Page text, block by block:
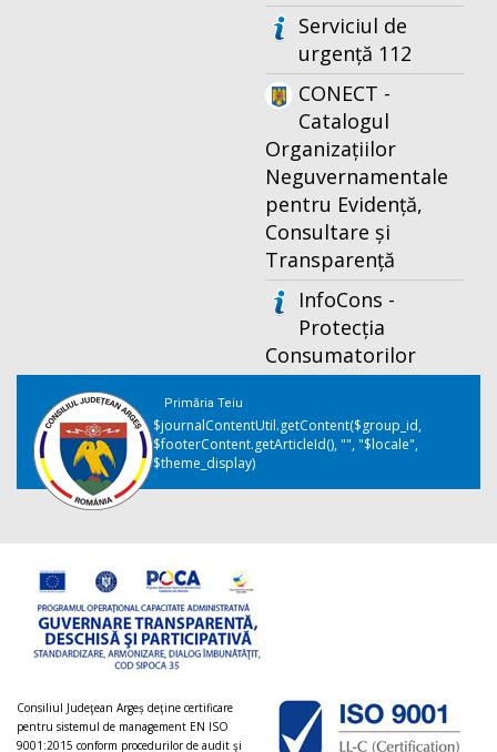
Serviciul de
urgență 112
CONECT -
Catalogul
Organizațiilor
Neguvernamentale
pentru Evidență,
Consultare și
Transparență
InfoCons -
Protecția
Consumatorilor
Primăria Teiu
$journalContentUtil.getContent($group_id,
$footerContent.getArticleId(), "", "$locale",
$theme_display)
Consiliul Judeţean Argeș deţine certificare
pentru sistemul de management EN ISO
9001:2015 conform procedurilor de audit şi